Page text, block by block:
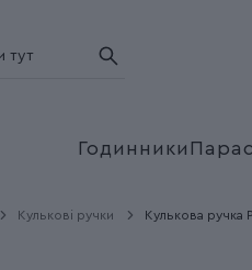
Годинники
Кулькові ручки Кулькова ручка